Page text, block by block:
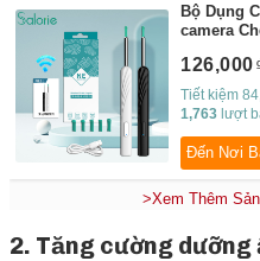
Bộ Dụng
camera
126,000
Tiết kiệm
1,763 lượt
Đến Nơi
>Xem Thêm
2. Tăng cường